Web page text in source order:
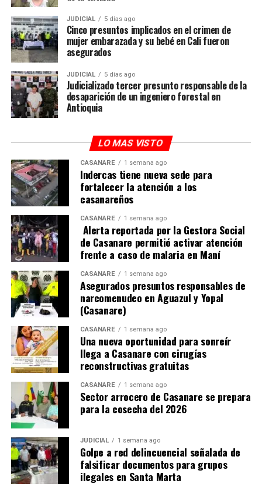
JUDICIAL 5 días ago
Cinco presuntos implicados en el crimen de
mujer embarazada y su bebé en Cali fueron
asegurados
JUDICIAL 5 días ago
Judicializado tercer presunto responsable de la
desaparición de un ingeniero forestal en
Antioquia
LO MAS VISTO
CASANARE 1 semana ago
Indercas tiene nueva sede para
fortalecer la atención a los
casanareños
CASANARE 1 semana ago
Alerta reportada por la Gestora Social
de Casanare permitió activar atención
frente a caso de malaria en Maní
CASANARE 1 semana ago
Asegurados presuntos responsables de
narcomenudeo en Aguazul y Yopal
(Casanare)
CASANARE 1 semana ago
Una nueva oportunidad para sonreír
llega a Casanare con cirugías
reconstructivas gratuitas
CASANARE 1 semana ago
Sector arrocero de Casanare se prepara
para la cosecha del 2026
JUDICIAL 1 semana ago
Golpe a red delincuencial señalada de
falsificar documentos para grupos
ilegales en Santa Marta